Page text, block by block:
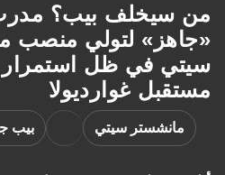
من سيخلف بيب؟ مدرب
«جاهز» لتولي منصب
سيتي في ظل استمرار
مستقبل غوارديولا
مانشستر سيتي بيب